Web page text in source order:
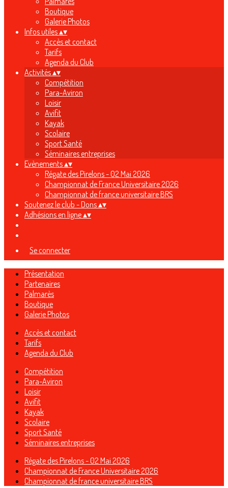
Boutique
Galerie Photos
Infos utiles▴▾
Accès et contact
Tarifs
Agenda du Club
Activités▴▾
Compétition
Para-Aviron
Loisir
Avifit
Kayak
Scolaire
Sport Santé
Séminaires entreprises
Evènements▴▾
Régate des Pirelons - 02 Mai 2026
Championnat de France Universitaire 2026
Championnat de france universitaire BRS
Soutenez le club - Dons▴▾
Adhésions en ligne▴▾
Se connecter
Présentation
Partenaires
Palmarès
Boutique
Galerie Photos
Accès et contact
Tarifs
Agenda du Club
Compétition
Para-Aviron
Loisir
Avifit
Kayak
Scolaire
Sport Santé
Séminaires entreprises
Régate des Pirelons - 02 Mai 2026
Championnat de France Universitaire 2026
Championnat de france universitaire BRS